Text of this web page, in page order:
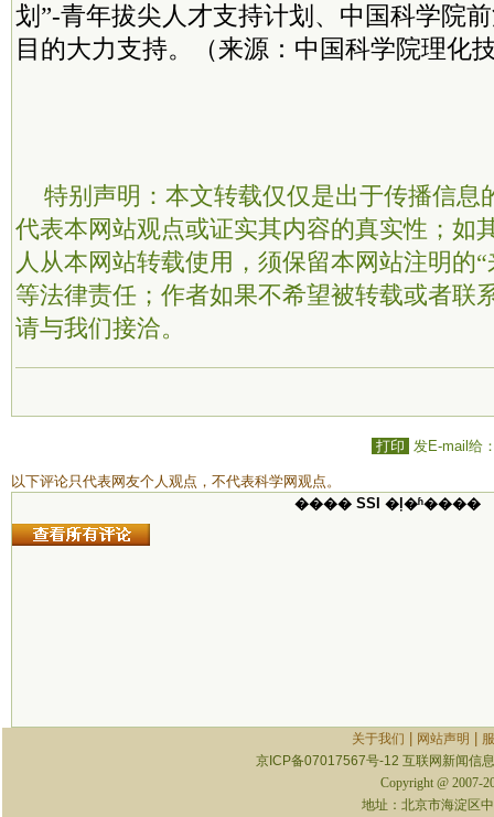
划”-青年拔尖人才支持计划、中国科学院
目的大力支持。（来源：中国科学院理化
特别声明：本文转载仅仅是出于传播信息
代表本网站观点或证实其内容的真实性；如
人从本网站转载使用，须保留本网站注明的
等法律责任；作者如果不希望被转载或者联
请与我们接洽。
打印 发E-mail给
以下评论只代表网友个人观点，不代表科学网观点。
���� SSI �ļ�ʱ����
关于我们 网站声明
京ICP备07017567号-12 互联网新闻信
Copyright @ 2007-
地址：北京市海淀区